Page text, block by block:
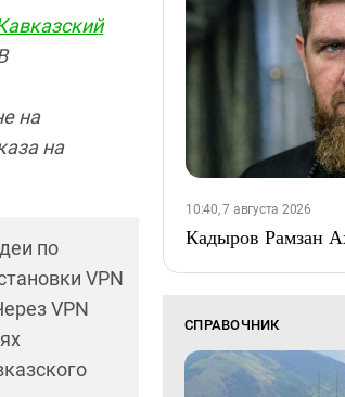
на
на
по
VPN
VPN
10:40, 7 августа 2026
Кадыров Рамзан
СПРАВОЧНИК